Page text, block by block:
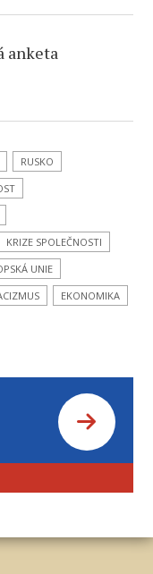
anketa
RUSKO
KRIZE SPOLEČNOSTI
UNIE
EKONOMIKA